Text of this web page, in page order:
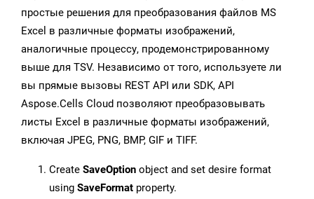
простые решения для преобразования файлов MS
Excel в различные форматы изображений,
аналогичные процессу, продемонстрированному
выше для TSV. Независимо от того, используете ли
вы прямые вызовы REST API или SDK, API
Aspose.Cells Cloud позволяют преобразовывать
листы Excel в различные форматы изображений,
включая JPEG, PNG, BMP, GIF и TIFF.
Create SaveOption object and set desire format
using SaveFormat property.